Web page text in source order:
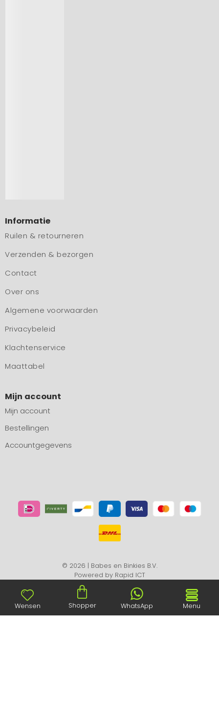
Informatie
Ruilen & retourneren
Verzenden & bezorgen
Contact
Over ons
Algemene voorwaarden
Privacybeleid
Klachtenservice
Maattabel
Mijn account
Mijn account
Bestellingen
Accountgegevens
© 2026 | Babes en Binkies B.V.
Powered by Rapid ICT
Wensen Shopper WhatsApp Menu